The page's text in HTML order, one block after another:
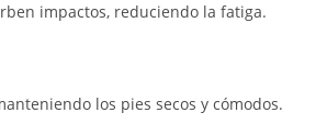
impactos, reduciendo la fatiga.
los pies secos y cómodos.